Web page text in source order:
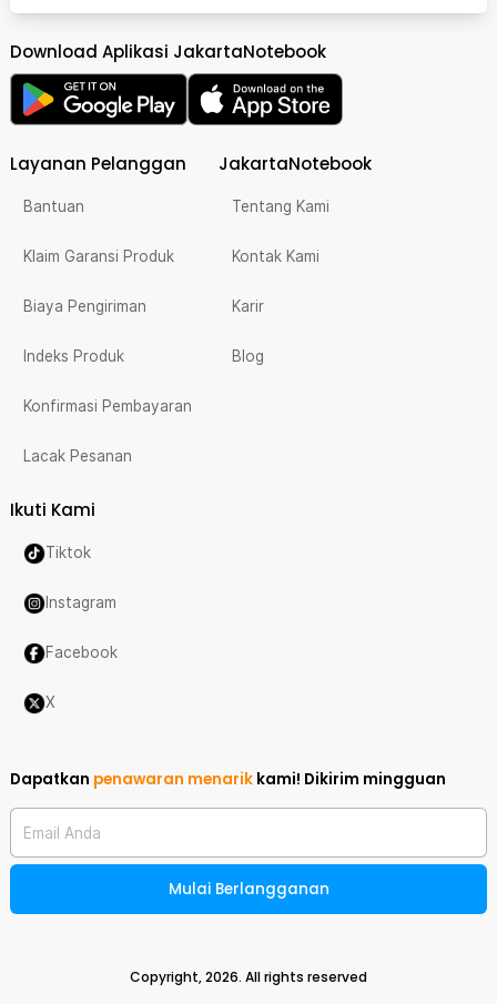
Download Aplikasi JakartaNotebook
Layanan Pelanggan
Bantuan
Klaim Garansi Produk
Biaya Pengiriman
Indeks Produk
Konfirmasi Pembayaran
Lacak Pesanan
JakartaNotebook
Tentang Kami
Kontak Kami
Karir
Blog
Ikuti Kami
Tiktok
Instagram
Facebook
X
Dapatkan penawaran menarik kami! Dikirim mingguan
Email Anda
Mulai Berlangganan
Copyright,2026. All rights reserved